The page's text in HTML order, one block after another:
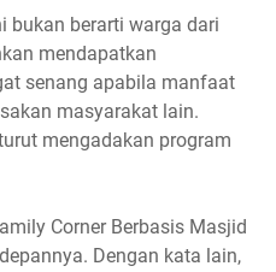
bukan berarti warga dari
mendapatkan
senang apabila manfaat
masyarakat lain.
mengadakan program
Corner Berbasis Masjid
Dengan kata lain,